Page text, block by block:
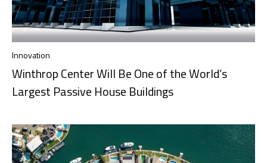
Innovation
Winthrop Center Will Be One of the World’s
Largest Passive House Buildings